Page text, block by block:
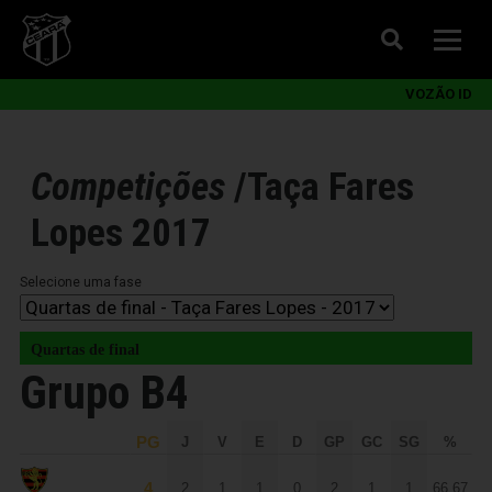
VOZÃO ID
Competições /Taça Fares
Lopes 2017
Selecione uma fase
Quartas de final
Grupo B4
PG J V E D GP GC SG %
4 2 1 1 0 2 1 1 66,67